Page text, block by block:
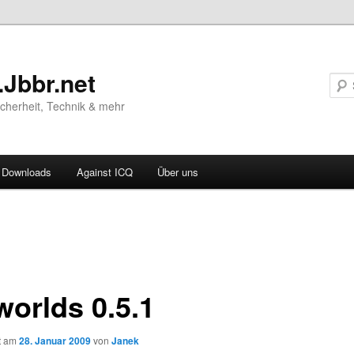
Technik & mehr
Downloads Against ICQ Über uns
0.5.1
am28. Januar 2009 vonJanek